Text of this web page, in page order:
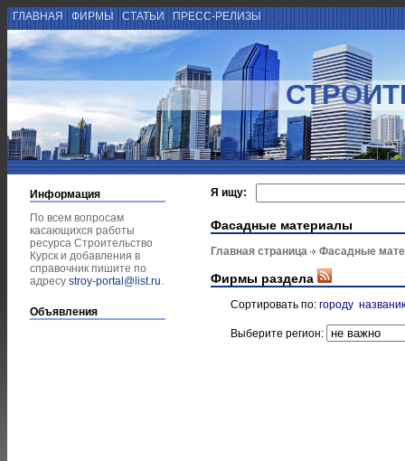
ГЛАВНАЯ ФИРМЫ СТАТЬИ ПРЕСС-РЕЛИЗЫ
Информация
По всем вопросам
касающихся работы
ресурса Строительство
Курск и добавления в
справочник пишите по
адресу stroy-portal@list.ru.
Объявления
Я ищу:
Фасадные материалы
Главная страница Фасадные
Фирмы раздела
Сортировать по: городу
Выберите регион: